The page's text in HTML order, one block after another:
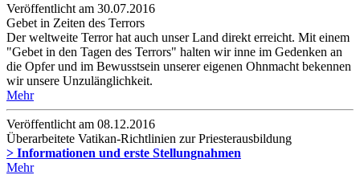
Veröffentlicht am 30­.07.2016
Gebet in Zeiten des Terrors
Der weltweite Terror hat auch unser Land direkt erreicht. Mit einem
"Gebet in den Tagen des Terrors" halten wir inne im Gedenken an
die Opfer und im Bewusstsein unserer eigenen Ohnmacht bekennen
wir unsere Unzulänglichkeit.
Mehr
Veröffentlicht am 08­.12.2016
Überarbeitete Vatikan-Richtlinien zur Priesterausbildung
> Informationen und erste Stellungnahmen
Mehr